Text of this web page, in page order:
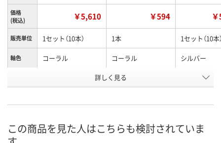
価格
(税込)
￥5,610 ￥594
販売単位 1セット（10本） 1本 1セット（10本
軸色 コーラル コーラル シルバー
EP55555 EP55599
お届け日 8月11日（火） 8月11日（火）
ついてご連絡
詳しく見る
この商品を見た人はこちらも検討されていま